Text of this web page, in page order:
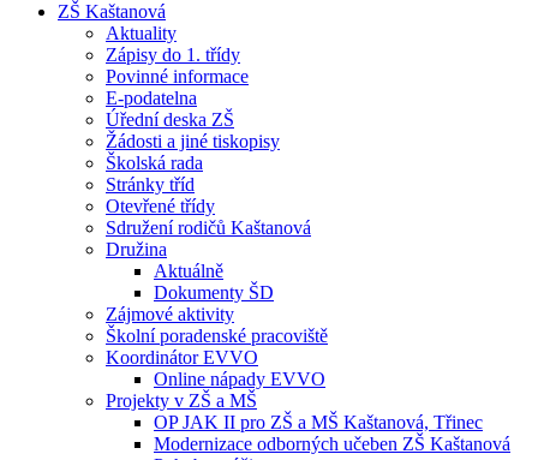
ZŠ Kaštanová
Aktuality
Zápisy do 1. třídy
Povinné informace
E-podatelna
Úřední deska ZŠ
Žádosti a jiné tiskopisy
Školská rada
Stránky tříd
Otevřené třídy
Sdružení rodičů Kaštanová
Družina
Aktuálně
Dokumenty ŠD
Zájmové aktivity
Školní poradenské pracoviště
Koordinátor EVVO
Online nápady EVVO
Projekty v ZŠ a MŠ
OP JAK II pro ZŠ a MŠ Kaštanová, Třinec
Modernizace odborných učeben ZŠ Kaštanová